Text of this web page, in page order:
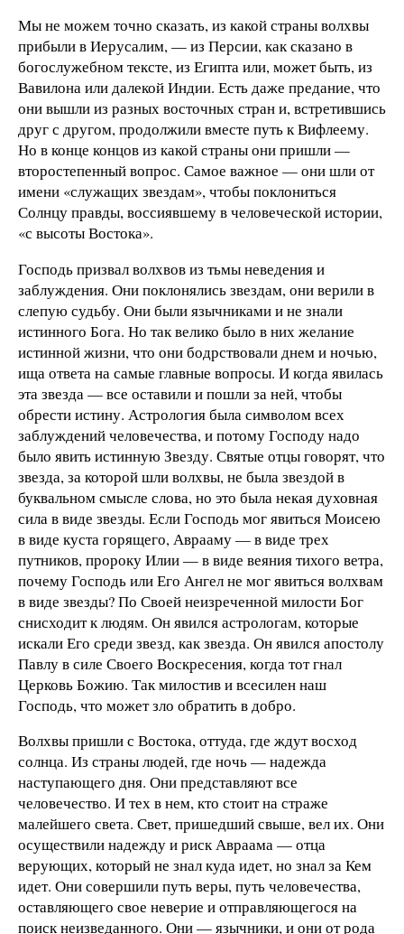
Мы не можем точно сказать, из какой страны волхвы
прибыли в Иерусалим, — из Персии, как сказано в
богослужебном тексте, из Египта или, может быть, из
Вавилона или далекой Индии. Есть даже предание, что
они вышли из разных восточных стран и, встретившись
друг с другом, продолжили вместе путь к Вифлеему.
Но в конце концов из какой страны они пришли —
второстепенный вопрос. Самое важное — они шли от
имени «служащих звездам», чтобы поклониться
Солнцу правды, воссиявшему в человеческой истории,
«с высоты Востока».
Господь призвал волхвов из тьмы неведения и
заблуждения. Они поклонялись звездам, они верили в
слепую судьбу. Они были язычниками и не знали
истинного Бога. Но так велико было в них желание
истинной жизни, что они бодрствовали днем и ночью,
ища ответа на самые главные вопросы. И когда явилась
эта звезда — все оставили и пошли за ней, чтобы
обрести истину. Астрология была символом всех
заблуждений человечества, и потому Господу надо
было явить истинную Звезду. Святые отцы говорят, что
звезда, за которой шли волхвы, не была звездой в
буквальном смысле слова, но это была некая духовная
сила в виде звезды. Если Господь мог явиться Моисею
в виде куста горящего, Аврааму — в виде трех
путников, пророку Илии — в виде веяния тихого ветра,
почему Господь или Его Ангел не мог явиться волхвам
в виде звезды? По Своей неизреченной милости Бог
снисходит к людям. Он явился астрологам, которые
искали Его среди звезд, как звезда. Он явился апостолу
Павлу в силе Своего Воскресения, когда тот гнал
Церковь Божию. Так милостив и всесилен наш
Господь, что может зло обратить в добро.
Волхвы пришли с Востока, оттуда, где ждут восход
солнца. Из страны людей, где ночь — надежда
наступающего дня. Они представляют все
человечество. И тех в нем, кто стоит на страже
малейшего света. Свет, пришедший свыше, вел их. Они
осуществили надежду и риск Авраама — отца
верующих, который не знал куда идет, но знал за Кем
идет. Они совершили путь веры, путь человечества,
оставляющего свое неверие и отправляющегося на
поиск неизведанного. Они — язычники, и они от рода